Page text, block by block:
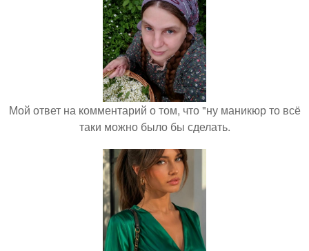
Мой ответ на комментарий о том, что "ну маникюр то всё
таки можно было бы сделать.